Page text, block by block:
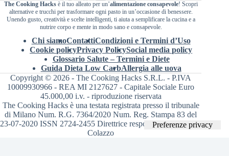
The Cooking Hacksè il tuo alleato per un’alimentazione consapevole! Scopri
alternative e trucchi per trasformare ogni pasto in un’occasione di benessere.
Unendo gusto, creatività e scelte intelligenti, ti aiuta a semplificare la cucina e a
nutrire corpo e mente in modo sano e consapevole.
Chi siamoContattiCondizioni e Termini d’Uso
Cookie policyPrivacy PolicySocial media policy
Glossario Salute – Termini e Diete
Guida Dieta Low CarbAllergia alle uova
Copyright © 2026 - The Cooking Hacks S.R.L. - P.IVA
10009930966 - REA MI 2127627 - Capitale Sociale Euro
45.000,00 i.v. - riproduzione riservata
The Cooking Hacks è una testata registrata presso il tribunale
di Milano Num. R.G. 7364/2020 Num. Reg. Stampa 83 del
23-07-2020 ISSN 2724-2455 Direttrice responsabile Valentina
Colazzo